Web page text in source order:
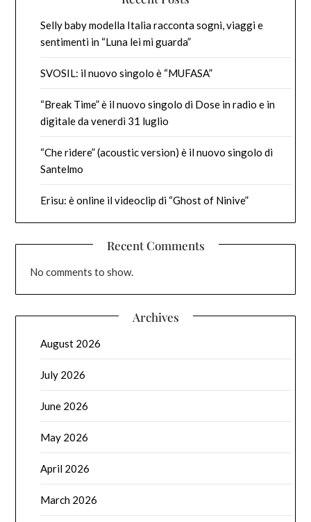
Selly baby modella Italia racconta sogni, viaggi e
sentimenti in “Luna lei mi guarda”
SVOSIL: il nuovo singolo è “MUFASA”
“Break Time” è il nuovo singolo di Dose in radio e in
digitale da venerdì 31 luglio
“Che ridere” (acoustic version) è il nuovo singolo di
Santelmo
Erisu: è online il videoclip di “Ghost of Ninive”
Recent Comments
No comments to show.
Archives
August 2026
July 2026
June 2026
May 2026
April 2026
March 2026